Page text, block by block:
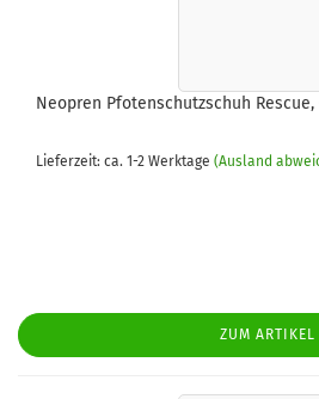
Neopren Pfotenschutzschuh Rescue,
Lieferzeit: ca. 1-2 Werktage (Ausland
ZUM ARTIKEL